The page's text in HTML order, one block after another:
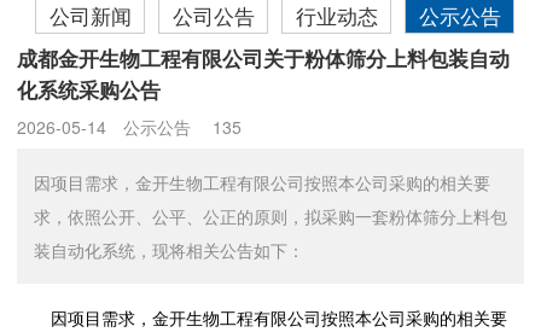
公司新闻 公司公告 行业动态
公示公告
成都金开生物工程有限公司关于粉体筛分上料包装自动
化系统采购公告
2026-05-14 公示公告 135
因项目需求，金开生物工程有限公司按照本公司采购的相关要
求，依照公开、公平、公正的原则，拟采购一套粉体筛分上料包
装自动化系统，现将相关公告如下：
因项目需求，金开生物工程有限公司按照本公司采购的相关要